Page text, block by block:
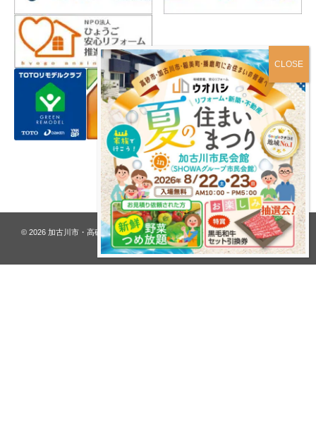
プライバシーポリシー
© 2026 加古川市・高砂市 夢リフォーム ウオハシ – 創業128年の老舗. All rights
reserved.